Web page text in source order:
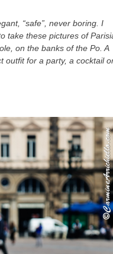
, “safe”, never boring. I
take these pictures of
, on the banks of the Po.A
outfit for a party, a cocktail